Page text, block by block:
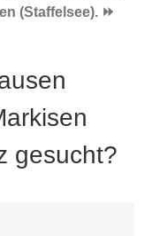
(Staffelsee). ⏩
gesucht?